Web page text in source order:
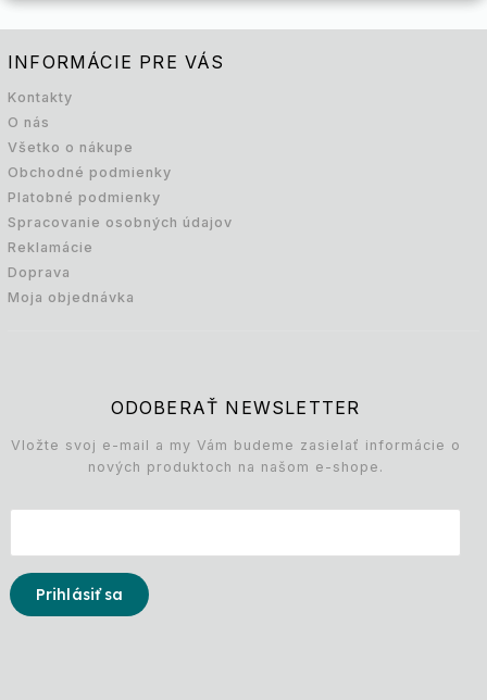
INFORMÁCIE PRE VÁS
Kontakty
O nás
Všetko o nákupe
Obchodné podmienky
Platobné podmienky
Spracovanie osobných údajov
Reklamácie
Doprava
Moja objednávka
ODOBERAŤ NEWSLETTER
Vložte svoj e-mail a my Vám budeme zasielať informácie o
nových produktoch na našom e-shope.
Prihlásiť sa